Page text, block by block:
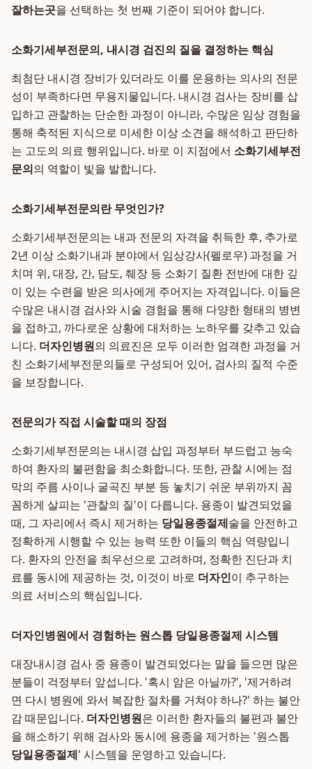
잘하는곳을 선택하는 첫 번째 기준이 되어야 합니다.
소화기세부전문의, 내시경 검진의 질을 결정하는 핵심
최첨단 내시경 장비가 있더라도 이를 운용하는 의사의 전문
성이 부족하다면 무용지물입니다. 내시경 검사는 장비를 삽
입하고 관찰하는 단순한 과정이 아니라, 수많은 임상 경험을
통해 축적된 지식으로 미세한 이상 소견을 해석하고 판단하
는 고도의 의료 행위입니다. 바로 이 지점에서 소화기세부전
문의의 역할이 빛을 발합니다.
소화기세부전문의란 무엇인가?
소화기세부전문의는 내과 전문의 자격을 취득한 후, 추가로
2년 이상 소화기내과 분야에서 임상강사(펠로우) 과정을 거
치며 위, 대장, 간, 담도, 췌장 등 소화기 질환 전반에 대한 깊
이 있는 수련을 받은 의사에게 주어지는 자격입니다. 이들은
수많은 내시경 검사와 시술 경험을 통해 다양한 형태의 병변
을 접하고, 까다로운 상황에 대처하는 노하우를 갖추고 있습
니다. 더자인병원의 의료진은 모두 이러한 엄격한 과정을 거
친 소화기세부전문의들로 구성되어 있어, 검사의 질적 수준
을 보장합니다.
전문의가 직접 시술할 때의 장점
소화기세부전문의는 내시경 삽입 과정부터 부드럽고 능숙
하여 환자의 불편함을 최소화합니다. 또한, 관찰 시에는 점
막의 주름 사이나 굴곡진 부분 등 놓치기 쉬운 부위까지 꼼
꼼하게 살피는 '관찰의 질'이 다릅니다. 용종이 발견되었을
때, 그 자리에서 즉시 제거하는 당일용종절제술을 안전하고
정확하게 시행할 수 있는 능력 또한 이들의 핵심 역량입니
다. 환자의 안전을 최우선으로 고려하며, 정확한 진단과 치
료를 동시에 제공하는 것, 이것이 바로 더자인이 추구하는
의료 서비스의 핵심입니다.
더자인병원에서 경험하는 원스톱 당일용종절제 시스템
대장내시경 검사 중 용종이 발견되었다는 말을 들으면 많은
분들이 걱정부터 앞섭니다. '혹시 암은 아닐까?', '제거하려
면 다시 병원에 와서 복잡한 절차를 거쳐야 하나?' 하는 불안
감 때문입니다. 더자인병원은 이러한 환자들의 불편과 불안
을 해소하기 위해 검사와 동시에 용종을 제거하는 '원스톱
당일용종절제' 시스템을 운영하고 있습니다.